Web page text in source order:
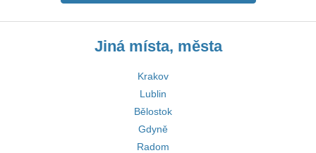
Jiná místa, města
Krakov
Lublin
Bělostok
Gdyně
Radom